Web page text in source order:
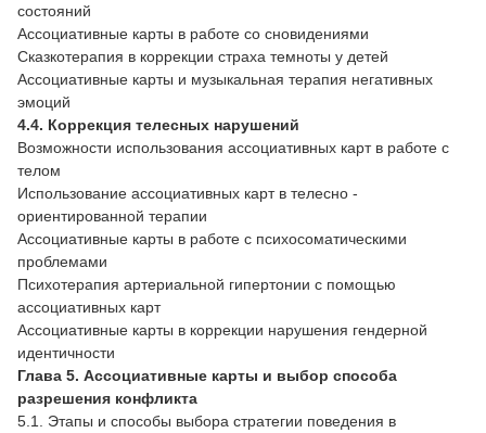
состояний
Ассоциативные карты в работе со сновидениями
Сказкотерапия в коррекции страха темноты у детей
Ассоциативные карты и музыкальная терапия негативных
эмоций
4.4. Коррекция телесных нарушений
Возможности использования ассоциативных карт в работе с
телом
Использование ассоциативных карт в телесно -
ориентированной терапии
Ассоциативные карты в работе с психосоматическими
проблемами
Психотерапия артериальной гипертонии с помощью
ассоциативных карт
Ассоциативные карты в коррекции нарушения гендерной
идентичности
Глава 5. Ассоциативные карты и выбор способа
разрешения конфликта
5.1. Этапы и способы выбора стратегии поведения в